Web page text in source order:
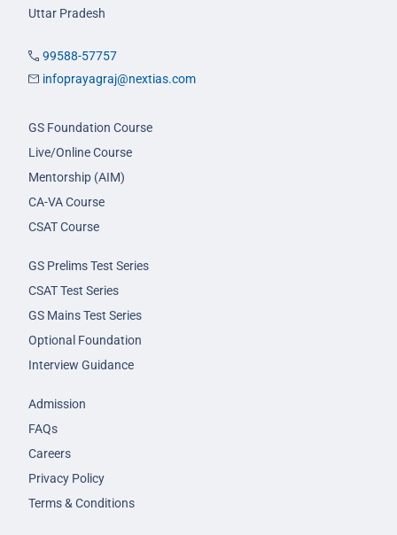
Uttar Pradesh
99588-57757
infoprayagraj@nextias.com
GS Foundation Course
Live/Online Course
Mentorship (AIM)
CA-VA Course
CSAT Course
GS Prelims Test Series
CSAT Test Series
GS Mains Test Series
Optional Foundation
Interview Guidance
Admission
FAQs
Careers
Privacy Policy
Terms & Conditions